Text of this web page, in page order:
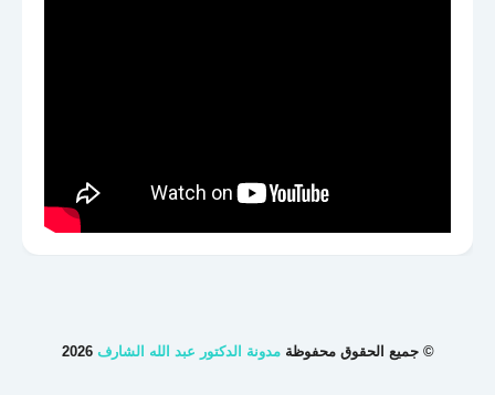
© جميع الحقوق محفوظةمدونة الدكتور عبد الله الشارف 2026